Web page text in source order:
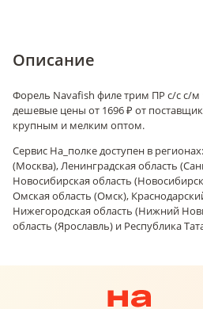
Описание
Форель Navafish филе трим ПР с/с с/м
дешевые цены от 1696 ₽ от
крупным и мелким оптом.
Сервис На_полке доступен в
(Москва), Ленинградская область
Новосибирская область
Омская область (Омск),
Нижегородская область (Нижний
область (Ярославль) и Республика